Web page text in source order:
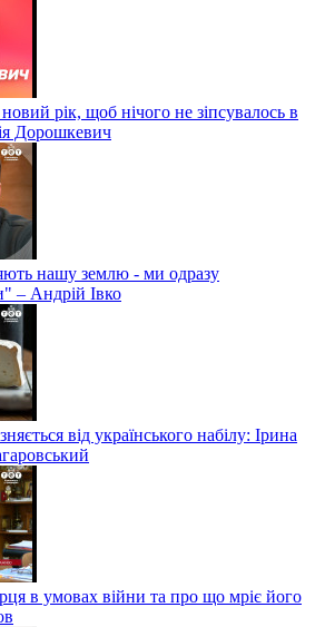
рік, щоб нічого не зіпсувалось в
Дорошкевич
нашу землю - ми одразу
– Андрій Івко
від українського набілу: Ірина
в умовах війни та про що мріє його